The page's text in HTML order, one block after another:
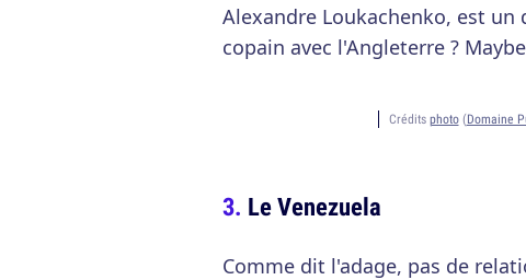
Alexandre Loukachenko, est
copain avec l'Angleterre ?
Crédits photo(Domaine
Le Venezuela
Comme dit l'adage, pas de